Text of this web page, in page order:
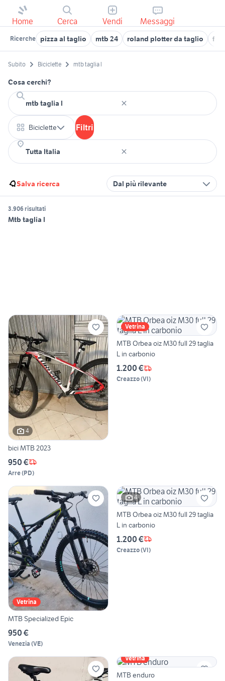
Home Cerca Vendi Messaggi
Ricerche pizza al taglio mtb 24 roland plotter da taglio
Subito Biciclette mtb taglia l
Cosa cerchi?
Biciclette Filtri
Salva ricerca Dal più rilevante
3.906 risultati
Mtb taglia l
4
bici MTB 2023
950 €
Arre(PD)
Vetrina
MTB Orbea oiz M30 full 29 taglia
L in carbonio
1.200 €
Creazzo(VI)
Vetrina
MTB Specialized Epic
950 €
Venezia (VE)
4
MTB Orbea oiz M30 full 29 taglia
L in carbonio
1.200 €
Creazzo(VI)
Vetrina
MTB enduro